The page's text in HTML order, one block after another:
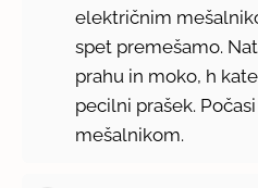
električnim
spet premešamo.
prahu in moko, h
pecilni prašek.
mešalnikom.